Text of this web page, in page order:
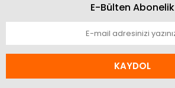
E-Bülten Abonelik
KAYDOL